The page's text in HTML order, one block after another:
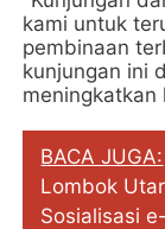
kami untuk
pembinaan
kunjungan ini
meningkatkan
BACA JUGA:
Lombok
Sosialisasi